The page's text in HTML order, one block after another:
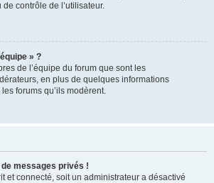
contrôle de l’utilisateur.
» ?
de l’équipe du forum que sont les
en plus de quelques informations
forums qu’ils modèrent.
messages privés !
et connecté, soit un administrateur a désactivé